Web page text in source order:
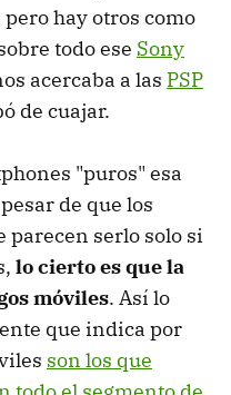
hay otros como
todo ese Sony
acercaba a las PSP
de cuajar.
"puros" esa
de que los
serlo solo si
lo cierto es que la
móviles. Así lo
que indica por
son los que